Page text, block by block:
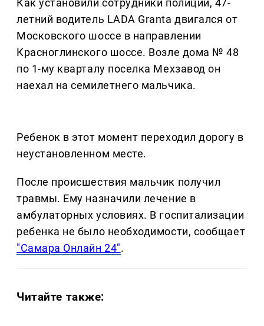
Как установили сотрудники полиции, 47-
летний водитель LADA Granta двигался от
Московского шоссе в направлении
Красноглинского шоссе. Возле дома № 48
по 1-му кварталу поселка Мехзавод он
наехал на семилетнего мальчика.
Ребенок в этот момент переходил дорогу в
неустановленном месте.
После происшествия мальчик получил
травмы. Ему назначили лечение в
амбулаторных условиях. В госпитализации
ребенка не было необходимости, сообщает
"Самара Онлайн 24".
Читайте также: